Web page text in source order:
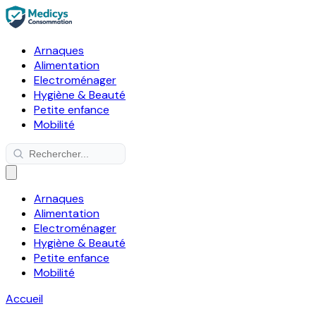
Arnaques
Alimentation
Electroménager
Hygiène & Beauté
Petite enfance
Mobilité
Arnaques
Alimentation
Electroménager
Hygiène & Beauté
Petite enfance
Mobilité
Accueil